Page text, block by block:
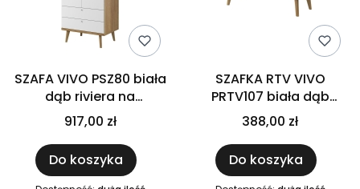
SZAFA VIVO PSZ80 biała
dąb riviera na
drewnianych nóżkach
do salonu pokoju Wym.
80 cm x 197 cm x 56 cm
917,00 zł
Do koszyka
SZAFKA RTV VIVO
PRTV107 biała dąb
riviera na drewnianych
nóżkach do salonu
pokoju 107 x 50 x 40 cm
388,00 zł
Do koszyka